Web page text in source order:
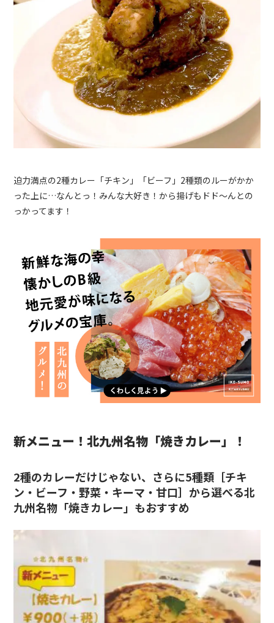
迫力満点の2種カレー「チキン」「ビーフ」2種類のルーがかか
った上に…なんとっ！みんな大好き！から揚げもドド〜んとの
っかってます！
新メニュー！北九州名物「焼きカレー」！
2種のカレーだけじゃない、さらに5種類［チキ
ン・ビーフ・野菜・キーマ・甘口］から選べる北
九州名物「焼きカレー」もおすすめ